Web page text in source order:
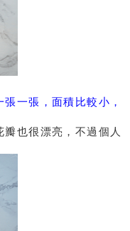
一張，面積比較小，
也很漂亮，不過個人